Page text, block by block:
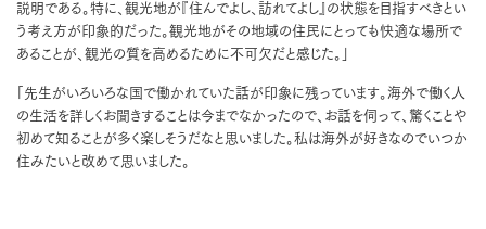
説明である。特に、観光地が『住んでよし、訪れてよし』の状態を目指すべきとい
う考え方が印象的だった。観光地がその地域の住民にとっても快適な場所で
あることが、観光の質を高めるために不可欠だと感じた。」
「先生がいろいろな国で働かれていた話が印象に残っています。海外で働く人
の生活を詳しくお聞きすることは今までなかったので、お話を伺って、驚くことや
初めて知ることが多く楽しそうだなと思いました。私は海外が好きなのでいつか
住みたいと改めて思いました。